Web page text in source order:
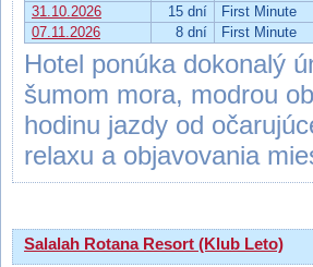
31.10.2026
15 dní First Minute
07.11.2026
8 dní First Minute
Hotel ponúka dokonalý
šumom mora, modrou
hodinu jazdy od
relaxu a objavovania
Salalah Rotana Resort (Klub Leto)